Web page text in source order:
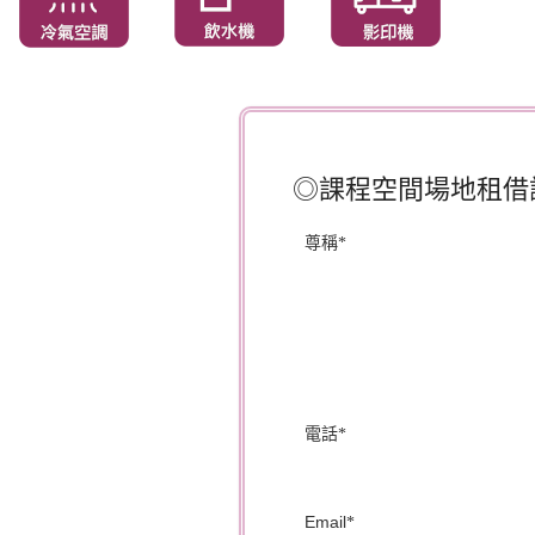
◎課程空間場地租借
尊稱*
電話*
Email*